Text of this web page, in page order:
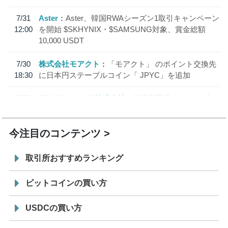
7/31
12:00
Aster
Aster、韓国RWAシーズン1取引キャンペーン
を開始 $SKHYNIX・$SAMSUNG対象、賞金総額
10,000 USDT
7/30
18:30
株式会社モアクト
「モアクト」 のポイント交換先
に日本円ステーブルコイン「 JPYC」を追加
7/29
SBI VCトレード株式会社
信託型円建てステーブル
今注目のコンテンツ
取引所おすすめランキング
ビットコインの買い方
USDCの買い方